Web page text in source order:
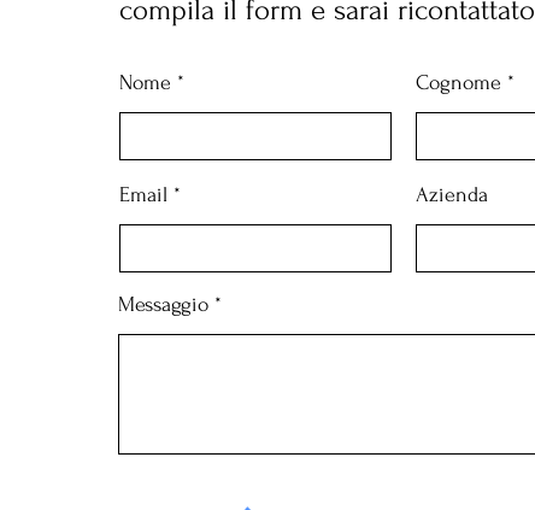
compila il form e sarai ricontattato
Nome Cognome
Email Azienda
Messaggio